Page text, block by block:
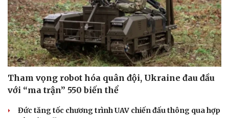
Doanh nghiệp
Thông tin doanh nghiệp
Doanh nhân
Vì cộng đồng
Công nghệ
Sành điệu
Tin Công nghệ
Trải nghiệm
Tham vọng robot hóa quân đội, Ukraine đau đầu
với “ma trận” 550 biến thể
Đức tăng tốc chương trình UAV chiến đấu thông qua hợp